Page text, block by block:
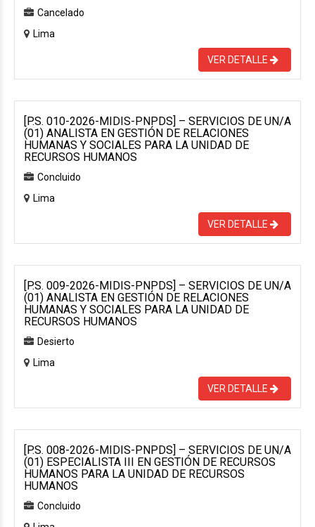
Cancelado
Lima
VER DETALLE
[P.S. 010-2026-MIDIS-PNPDS] – SERVICIOS DE UN/A
(01) ANALISTA EN GESTIÓN DE RELACIONES
HUMANAS Y SOCIALES PARA LA UNIDAD DE
RECURSOS HUMANOS
Concluido
Lima
VER DETALLE
[P.S. 009-2026-MIDIS-PNPDS] – SERVICIOS DE UN/A
(01) ANALISTA EN GESTIÓN DE RELACIONES
HUMANAS Y SOCIALES PARA LA UNIDAD DE
RECURSOS HUMANOS
Desierto
Lima
VER DETALLE
[P.S. 008-2026-MIDIS-PNPDS] – SERVICIOS DE UN/A
(01) ESPECIALISTA III EN GESTIÓN DE RECURSOS
HUMANOS PARA LA UNIDAD DE RECURSOS
HUMANOS
Concluido